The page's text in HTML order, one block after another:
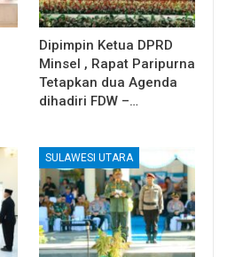
Dipimpin Ketua DPRD
Minsel , Rapat Paripurna
Tetapkan dua Agenda
dihadiri FDW –…
SULAWESI UTARA